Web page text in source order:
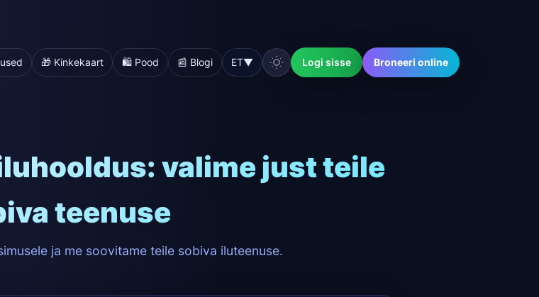
🎁 Kinkekaart 🛍️ Pood 📰 Blogi ET▼ Logi sisse Broneeri online
valime just teile
teenuse
ja me soovitame teile sobiva iluteenuse.